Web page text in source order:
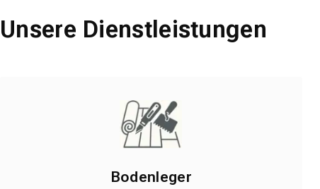
Unsere Dienstleistungen
Bodenleger